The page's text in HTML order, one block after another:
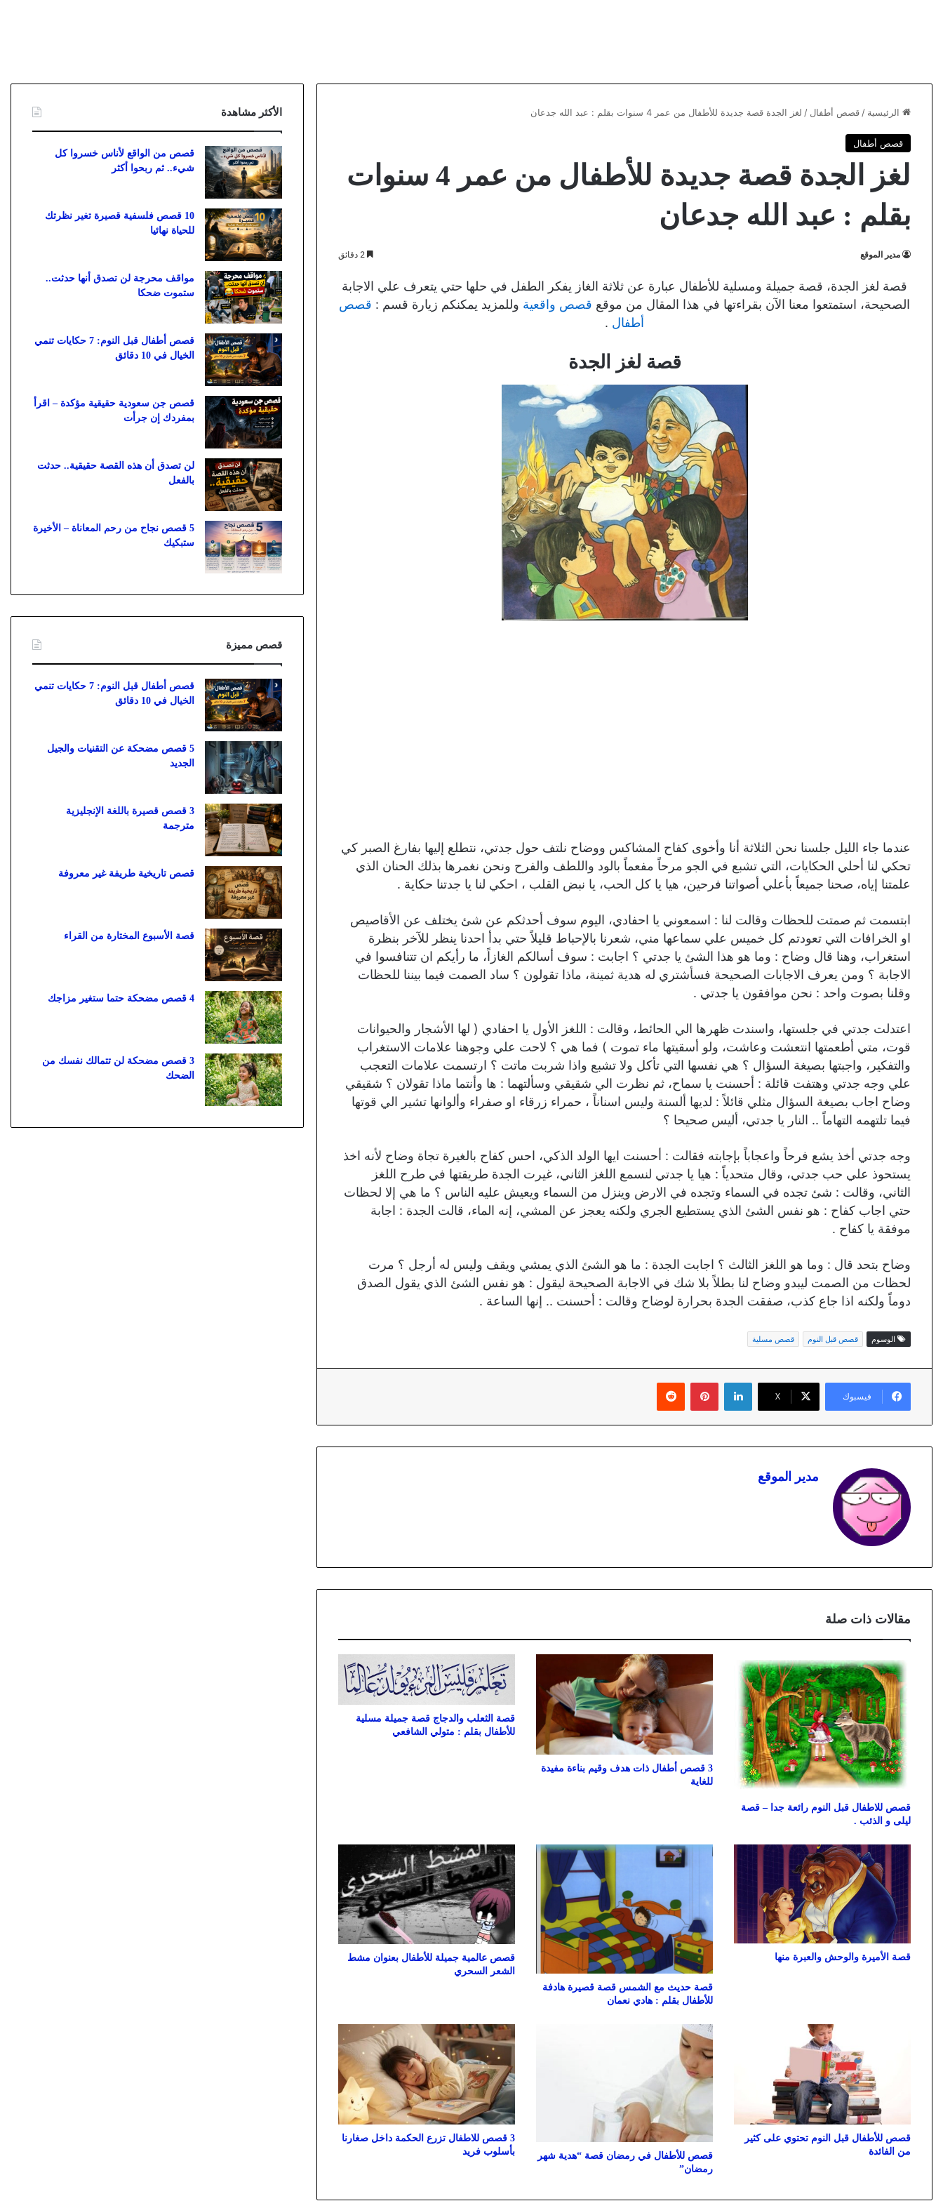
الرئيسية / قصص أطفال / لغز الجدة قصة جديدة للأطفال من عمر 4 سنوات بقلم : عبد الله جدعان
قصص أطفال
لغز الجدة قصة جديدة للأطفال من عمر 4 سنوات
بقلم : عبد الله جدعان
مدير الموقع
قصة لغز الجدة، قصة جميلة ومسلية للأطفال عبارة عن ثلاثة الغاز يفكر الطفل في حلها حتي يتعرف علي الاجابة
الصحيحة، استمتعوا معنا الآن بقراءتها في هذا المقال من موقع قصص واقعية وللمزيد يمكنكم زيارة قسم : قصص
أطفال .
قصة لغز الجدة
عندما جاء الليل جلسنا نحن الثلاثة أنا وأخوى كفاح المشاكس ووضاح نلتف حول جدتي، نتطلع إليها بفارغ الصبر كي
تحكي لنا أحلي الحكايات، التي تشبع في الجو مرحاً مفعماً بالود واللطف والفرح ونحن نغمرها بذلك الحنان الذي
علمتنا إياه، صحنا جميعاً بأعلي أصواتنا فرحين، هيا يا كل الحب، يا نبض القلب ، احكي لنا يا جدتنا حكاية .
ابتسمت ثم صمتت للحظات وقالت لنا : اسمعوني يا احفادي، اليوم سوف أحدثكم عن شئ يختلف عن الأقاصيص
او الخرافات التي تعودتم كل خميس علي سماعها مني، شعرنا بالإحباط قليلاً حتي بدأ احدنا ينظر للآخر بنظرة
استغراب، وهنا قال وضاح : وما هو هذا الشئ يا جدتي ؟ اجابت : سوف أسالكم الغازاً، ما رأيكم ان تتنافسوا في
الاجابة ؟ ومن يعرف الاجابات الصحيحة فسأشتري له هدية ثمينة، ماذا تقولون ؟ ساد الصمت فيما بيننا للحظات
وقلنا بصوت واحد : نحن موافقون يا جدتي .
اعتدلت جدتي في جلستها، واسندت ظهرها الي الحائط، وقالت : اللغز الأول يا احفادي ( لها الأشجار والحيوانات
قوت، متي أطعمتها انتعشت وعاشت، ولو أسقيتها ماء تموت ) فما هي ؟ لاحت علي وجوهنا علامات الاستغراب
والتفكير، واجبتها بصيغة السؤال ؟ هي نفسها التي تأكل ولا تشبع واذا شربت ماتت ؟ ارتسمت علامات التعجب
علي وجه جدتي وهتفت قائلة : أحسنت يا سماح، ثم نظرت الي شقيقي وسألتهما : ها وأنتما ماذا تقولان ؟ شقيقي
وضاح اجاب بصيغة السؤال مثلي قائلاً : لديها ألسنة وليس اسناناً ، حمراء زرقاء او صفراء وألوانها تشير الي قوتها
فيما تلتهمه التهاماً .. النار يا جدتي، أليس صحيحا ؟
وجه جدتي أخذ يشع فرحاً واعجاباً بإجابته فقالت : أحسنت ايها الولد الذكي، احس كفاح بالغيرة تجاة وضاح لأنه اخذ
يستحوذ علي حب جدتي، وقال متحدياً : هيا يا جدتي لنسمع اللغز الثاني، غيرت الجدة طريقتها في طرح اللغز
الثاني، وقالت : شئ تجده في السماء وتجده في الارض وينزل من السماء ويعيش عليه الناس ؟ ما هي إلا لحظات
حتي اجاب كفاح : هو نفس الشئ الذي يستطيع الجري ولكنه يعجز عن المشي، إنه الماء، قالت الجدة : اجابة
موفقة يا كفاح .
وضاح بتحد قال : وما هو اللغز الثالث ؟ اجابت الجدة : ما هو الشئ الذي يمشي ويقف وليس له أرجل ؟ مرت
لحظات من الصمت ليبدو وضاح لنا بطلاً بلا شك في الاجابة الصحيحة ليقول : هو نفس الشئ الذي يقول الصدق
دوماً ولكنه اذا جاع كذب، صفقت الجدة بحرارة لوضاح وقالت : أحسنت .. إنها الساعة .
الوسوم قصص قبل النوم قصص مسلية
فيسبوك X
لينكدإن بينتيريست
مدير الموقع
مقالات ذات صلة
قصص للاطفال قبل النوم رائعة جدا – قصة
ليلى و الذئب .
3 قصص أطفال ذات هدف وقيم بناءة مفيدة
للغاية
قصة الثعلب والدجاج قصة جميلة مسلية
للأطفال بقلم : متولي الشافعي
قصة الأميرة والوحش والعبرة منها
قصة حديث مع الشمس قصة قصيرة هادفة
للأطفال بقلم : هادي نعمان
قصص عالمية جميلة للأطفال بعنوان مشط
الشعر السحري
قصص للأطفال قبل النوم تحتوي على كثير
من الفائدة
قصص للأطفال في رمضان قصة “هدية شهر
رمضان”
3 قصص للاطفال تزرع الحكمة داخل صغارنا
بأسلوب فريد
الأكثر مشاهدة
قصص من الواقع لأناس خسروا كل
شيء.. ثم ربحوا أكثر
10 قصص فلسفية قصيرة تغير نظرتك
للحياة نهائيا
مواقف محرجة لن تصدق أنها حدثت..
ستموت ضحكا
قصص أطفال قبل النوم: 7 حكايات تنمي
الخيال في 10 دقائق
قصص جن سعودية حقيقية مؤكدة – اقرأ
بمفردك إن جرأت
لن تصدق أن هذه القصة حقيقية.. حدثت
بالفعل
5 قصص نجاح من رحم المعاناة – الأخيرة
ستبكيك
قصص مميزة
قصص أطفال قبل النوم: 7 حكايات تنمي
الخيال في 10 دقائق
5 قصص مضحكة عن التقنيات والجيل
الجديد
3 قصص قصيرة باللغة الإنجليزية
مترجمة
قصص تاريخية طريفة غير معروفة
قصة الأسبوع المختارة من القراء
4 قصص مضحكة حتما ستغير مزاجك
3 قصص مضحكة لن تتمالك نفسك من
الضحك